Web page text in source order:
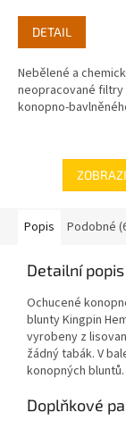
DETAIL
Nebělené a
neopracované filtry
konopno-
Popis Podobné
Detailní
Ochucené
blunty Kingpin
vyrobeny z
žádný tabák. V
konopných bluntů.
Doplňkové